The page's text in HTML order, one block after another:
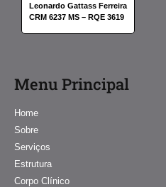
Leonardo Gattass Ferreira
CRM 6237 MS – RQE 3619
Menu Principal
Home
Sobre
Serviços
Estrutura
Corpo Clínico